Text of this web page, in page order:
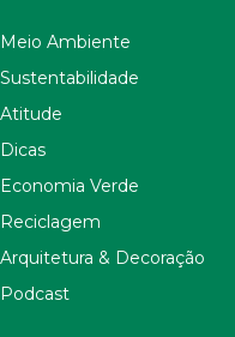
Meio Ambiente
Sustentabilidade
Atitude
Dicas
Economia Verde
Reciclagem
Arquitetura & Decoração
Podcast